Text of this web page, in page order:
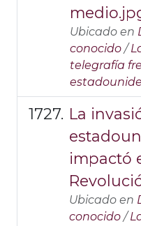
Ubicado en
conocido /
telegrafía
La
impactó
Ubicado en
conocido /